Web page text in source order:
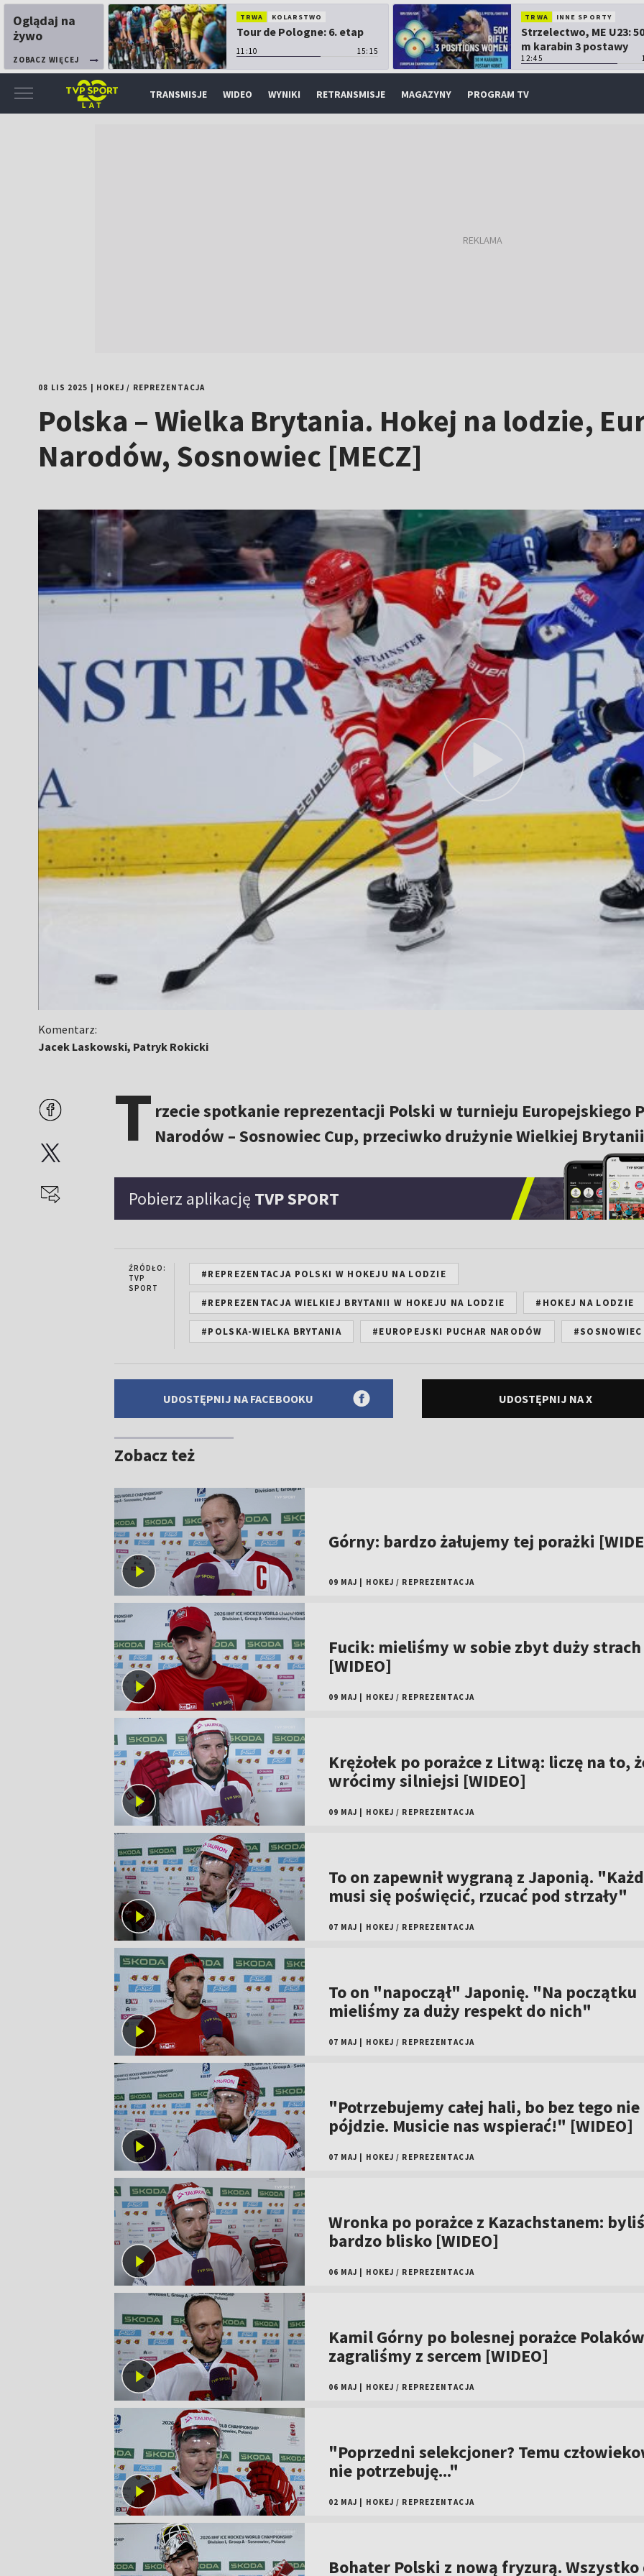
Oglądaj na
żywo
ZOBACZ WIĘCEJ
TRWA KOLARSTWO
Tour de Pologne: 6. etap
11:10 15:15
TRWA INNE SPORTY
Strzelectwo, ME U23:
m karabin 3 postawy
kobiet
12:45
TRANSMISJE WIDEO WYNIKI RETRANSMISJE MAGAZYNY PROGRAM TV
08 LIS 2025 HOKEJ / REPREZENTACJA
Polska – Wielka Brytania. Hokej na lodzie,
Narodów, Sosnowiec [MECZ]
Komentarz:
Jacek Laskowski, Patryk Rokicki
T rzecie spotkanie reprezentacji Polski w turnieju Europejskiego
Narodów – Sosnowiec Cup, przeciwko drużynie Wielkiej
Pobierz aplikację TVP SPORT
ŹRÓDŁO:
TVP
SPORT
#REPREZENTACJA POLSKI W HOKEJU NA LODZIE
#REPREZENTACJA WIELKIEJ BRYTANII W HOKEJU NA LODZIE #HOKEJ NA LODZIE
#POLSKA-WIELKA BRYTANIA #EUROPEJSKI PUCHAR NARODÓW
UDOSTĘPNIJ NA FACEBOOKU UDOSTĘPNIJ NA X
Zobacz też
Górny: bardzo żałujemy tej porażki
09 MAJ HOKEJ / REPREZENTACJA
Fucik: mieliśmy w sobie zbyt duży strach
[WIDEO]
09 MAJ HOKEJ / REPREZENTACJA
Krężołek po porażce z Litwą: liczę na to,
wrócimy silniejsi [WIDEO]
09 MAJ HOKEJ / REPREZENTACJA
To on zapewnił wygraną z Japonią.
musi się poświęcić, rzucać pod strzały"
07 MAJ HOKEJ / REPREZENTACJA
To on "napoczął" Japonię. "Na początku
mieliśmy za duży respekt do nich"
07 MAJ HOKEJ / REPREZENTACJA
"Potrzebujemy całej hali, bo bez tego nie
pójdzie. Musicie nas wspierać!" [WIDEO]
07 MAJ HOKEJ / REPREZENTACJA
Wronka po porażce z Kazachstanem:
bardzo blisko [WIDEO]
06 MAJ HOKEJ / REPREZENTACJA
Kamil Górny po bolesnej porażce
zagraliśmy z sercem [WIDEO]
06 MAJ HOKEJ / REPREZENTACJA
"Poprzedni selekcjoner? Temu
nie potrzebuję..."
02 MAJ HOKEJ / REPREZENTACJA
Bohater Polski z nową fryzurą. Wszystko